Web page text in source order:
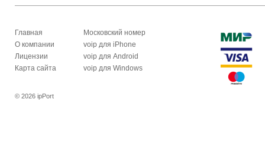
Главная
О компании
Лицензии
Карта сайта
Московский номер
voip для iPhone
voip для Android
voip для Windows
© 2026 ipPort